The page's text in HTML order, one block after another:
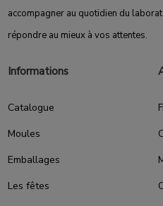
accompagner au quotidien du
répondre au mieux à vos attentes.
Informations
Catalogue
Moules
Emballages
Les fêtes